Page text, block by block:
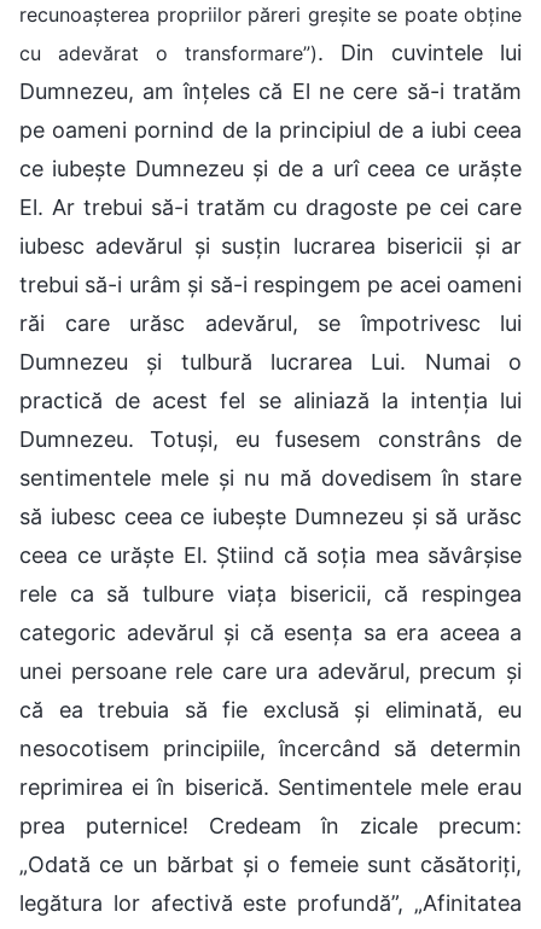
recunoașterea propriilor păreri greșite se poate obține
cu adevărat o transformare”). Din cuvintele lui
Dumnezeu, am înțeles că El ne cere să-i tratăm
pe oameni pornind de la principiul de a iubi ceea
ce iubește Dumnezeu și de a urî ceea ce urăște
El. Ar trebui să-i tratăm cu dragoste pe cei care
iubesc adevărul și susțin lucrarea bisericii și ar
trebui să-i urâm și să-i respingem pe acei oameni
răi care urăsc adevărul, se împotrivesc lui
Dumnezeu și tulbură lucrarea Lui. Numai o
practică de acest fel se aliniază la intenția lui
Dumnezeu. Totuși, eu fusesem constrâns de
sentimentele mele și nu mă dovedisem în stare
să iubesc ceea ce iubește Dumnezeu și să urăsc
ceea ce urăște El. Știind că soția mea săvârșise
rele ca să tulbure viața bisericii, că respingea
categoric adevărul și că esența sa era aceea a
unei persoane rele care ura adevărul, precum și
că ea trebuia să fie exclusă și eliminată, eu
nesocotisem principiile, încercând să determin
reprimirea ei în biserică. Sentimentele mele erau
prea puternice! Credeam în zicale precum:
„Odată ce un bărbat și o femeie sunt căsătoriți,
legătura lor afectivă este profundă”, „Afinitatea